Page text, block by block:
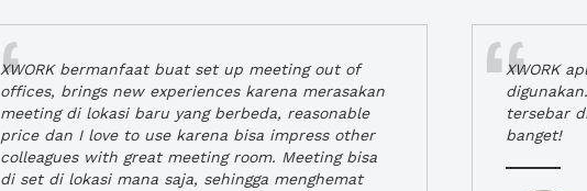
XWORK bermanfaat buat set up meeting out of
offices, brings new experiences karena merasakan
meeting di lokasi baru yang berbeda, reasonable
price dan I love to use karena bisa impress other
colleagues with great meeting room. Meeting bisa
di set di lokasi mana saja, sehingga menghemat
XWORK
tersebar
banget!